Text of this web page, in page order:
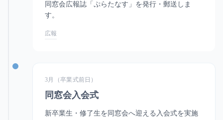
同窓会広報誌「ぷらたなす」を発行・郵送しま
す。
広報
3月（卒業式前日）
同窓会入会式
新卒業生・修了生を同窓会へ迎える入会式を実施